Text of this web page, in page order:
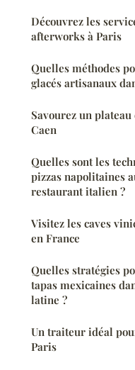
Découvrez les
afterworks à Paris
Quelles méthodes
glacés artisanaux
Savourez un
Caen
Quelles sont les
pizzas napolitaines
restaurant italien ?
Visitez les caves
en France
Quelles stratégies
tapas mexicaines
latine ?
Un traiteur idéal
Paris